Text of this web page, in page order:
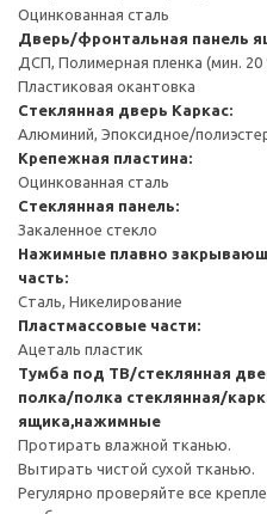
Оцинкованная сталь
Дверь/фронтальная панель
ДСП, Полимерная пленка (мин. 20
Пластиковая окантовка
Стеклянная дверь Каркас:
Алюминий, Эпоксидное/
Крепежная пластина:
Оцинкованная сталь
Стеклянная панель:
Закаленное стекло
Нажимные плавно
часть:
Сталь, Никелирование
Пластмассовые части:
Ацеталь пластик
Тумба под ТВ/стеклянная
полка/полка стеклянная/
ящика,нажимные
Протирать влажной тканью.
Вытирать чистой сухой тканью.
Регулярно проверяйте все